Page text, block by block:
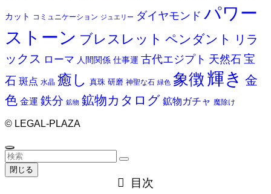
カット コミュニケーション ジュエリー ダイヤモンド パワー
ストーン ブレスレット ペンダント
リラ
ックス ローマ 人間関係 仕事運 古代エジプト 天然石 宝
石 斑点 水晶 癒し 真珠 研磨 神聖な石 緑色 象徴 輝き 金
色 金運 鉄分 鉱物 鉱物カタログ 鉱物ガチャ 魔除け
© LEGAL-PLAZA
閉じる
目次